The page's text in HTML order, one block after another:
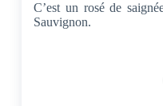
C’est un rosé de
Sauvignon.